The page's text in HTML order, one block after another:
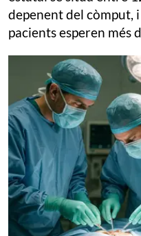
depenent del còmput,
pacients esperen més